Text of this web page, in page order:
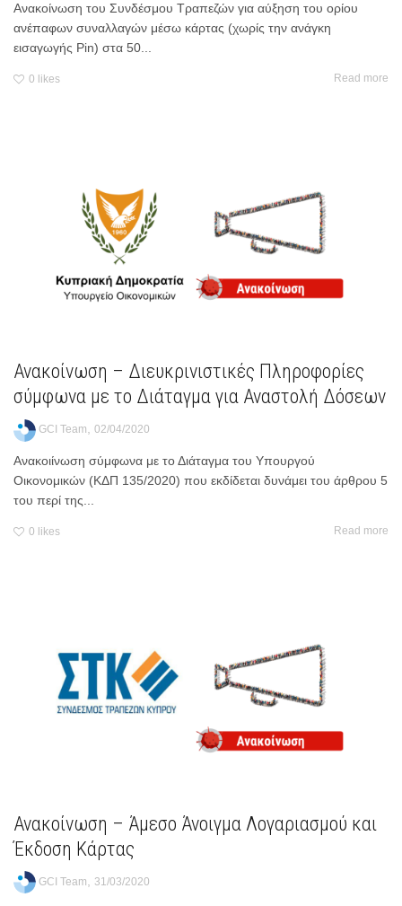
Ανακοίνωση του Συνδέσμου Τραπεζών για αύξηση του ορίου
ανέπαφων συναλλαγών μέσω κάρτας (χωρίς την ανάγκη
εισαγωγής Pin) στα 50...
0 likes Read more
Ανακοίνωση – Διευκρινιστικές Πληροφορίες
σύμφωνα με το Διάταγμα για Αναστολή Δόσεων
GCI Team, 02/04/2020
Ανακοιίνωση σύμφωνα με το Διάταγμα του Υπουργού
Οικονομικών (ΚΔΠ 135/2020) που εκδίδεται δυνάμει του άρθρου 5
του περί της...
0 likes Read more
Ανακοίνωση – Άμεσο Άνοιγμα Λογαριασμού και
Έκδοση Κάρτας
GCI Team 31/03/2020